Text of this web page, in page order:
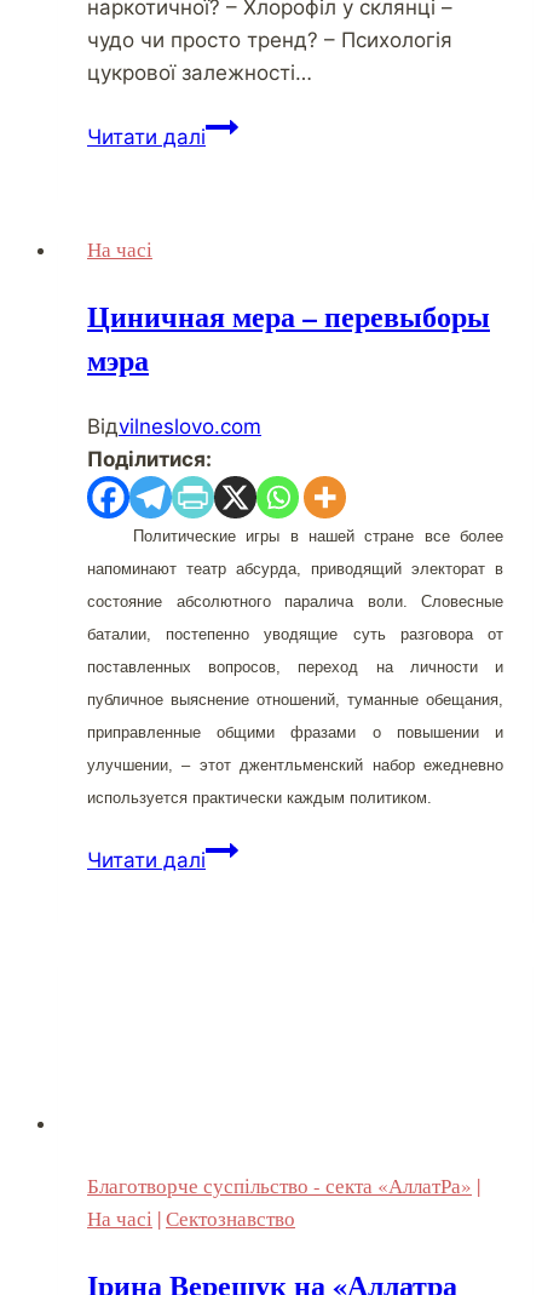
наркотичної? – Хлорофіл у склянці –
чудо чи просто тренд? – Психологія
цукрової залежності…
Читати даліПресування
пенітенціарної
або
ГУЛАГ
у
дії
На часі
Циничная мера – перевыборы
мэра
Відvilneslovo.com
Поділитися:
Политические игры в нашей стране все более
напоминают театр абсурда, приводящий электорат в
состояние абсолютного паралича воли. Словесные
баталии, постепенно уводящие суть разговора от
поставленных вопросов, переход на личности и
публичное выяснение отношений, туманные обещания,
приправленные общими фразами о повышении и
улучшении, – этот джентльменский набор ежедневно
используется практически каждым политиком.
Читати даліЦиничная
Благотворче суспільство - секта «АллатРа» |
На часі |Сектознавство
Ірина Верещук на «Аллатра